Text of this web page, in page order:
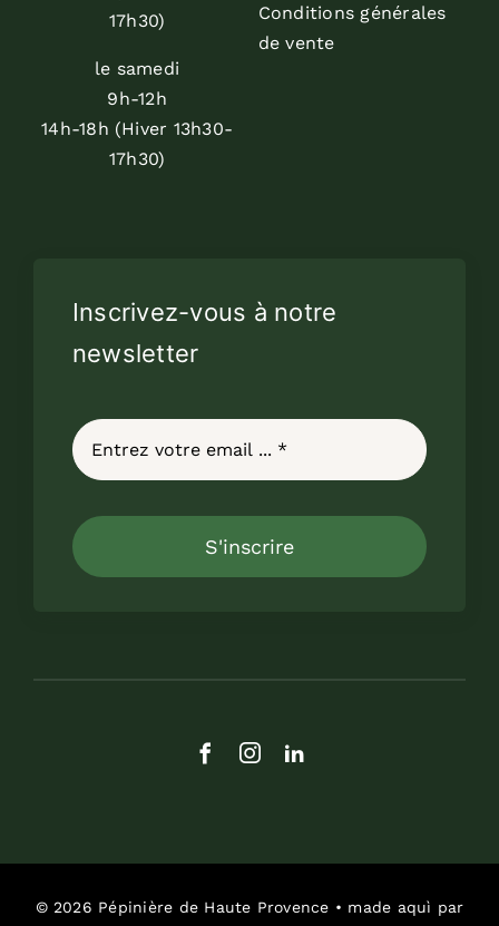
17h30)
le samedi
9h-12h
14h-18h (Hiver 13h30-
17h30)
Conditions générales
de vente
Inscrivez-vous à notre
newsletter
S'inscrire
© 2026 Pépinière de Haute Provence • made aquì par